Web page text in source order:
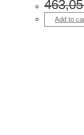
Add to